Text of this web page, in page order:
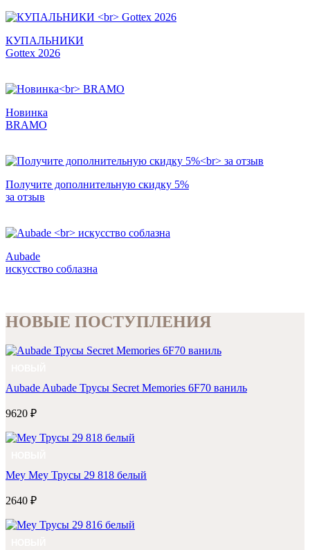
КУПАЛЬНИКИ
Gottex 2026
Новинка
BRAMO
Получите дополнительную скидку 5%
за отзыв
Aubade
искусство соблазна
НОВЫЕ ПОСТУПЛЕНИЯ
AubadeAubade Трусы Secret Memories 6F70 ваниль
9620 ₽
Mey Mey Трусы 29 818 белый
2640 ₽